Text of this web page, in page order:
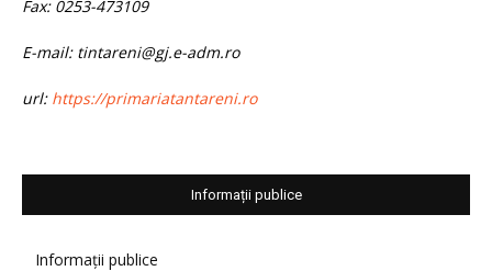
Fax: 0253-473109
E-mail: tintareni@gj.e-adm.ro
url: https://primariatantareni.ro
Informații publice
Informații publice